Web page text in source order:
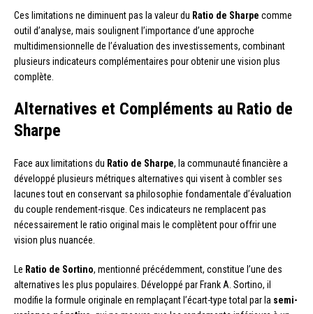
Ces limitations ne diminuent pas la valeur du Ratio de Sharpe comme
outil d’analyse, mais soulignent l’importance d’une approche
multidimensionnelle de l’évaluation des investissements, combinant
plusieurs indicateurs complémentaires pour obtenir une vision plus
complète.
Alternatives et Compléments au Ratio de
Sharpe
Face aux limitations du Ratio de Sharpe, la communauté financière a
développé plusieurs métriques alternatives qui visent à combler ses
lacunes tout en conservant sa philosophie fondamentale d’évaluation
du couple rendement-risque. Ces indicateurs ne remplacent pas
nécessairement le ratio original mais le complètent pour offrir une
vision plus nuancée.
Le Ratio de Sortino, mentionné précédemment, constitue l’une des
alternatives les plus populaires. Développé par Frank A. Sortino, il
modifie la formule originale en remplaçant l’écart-type total par la semi-